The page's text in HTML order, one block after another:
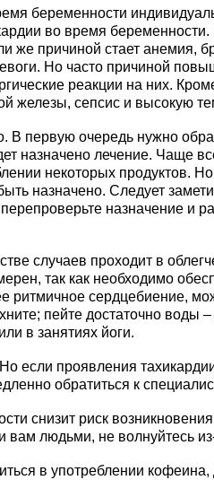
беременности
во время
же причиной стает анемия,
Но часто причиной
реакции на них.
железы, сепсис и высокую
первую очередь нужно
назначено лечение. Чаще
некоторых продуктов.
назначено. Следует
назначение и
случаев проходит в
так как необходимо
ритмичное сердцебиение,
пейте достаточно воды
в занятиях йоги.
если проявления
обратиться к
снизит риск
людьми, не волнуйтесь
в употреблении кофеина,